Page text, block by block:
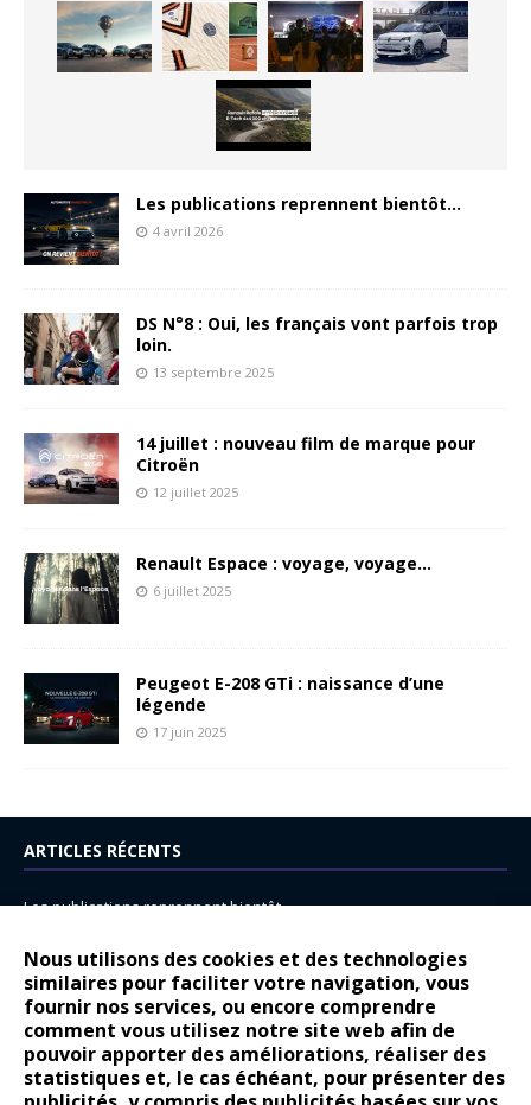
Nous utilisons des cookies et des technologies
similaires pour faciliter votre navigation, vous
fournir nos services, ou encore comprendre
comment vous utilisez notre site web afin de
pouvoir apporter des améliorations, réaliser des
statistiques et, le cas échéant, pour présenter des
Les publications reprennent bientôt…
4 avril 2026
DS N°8 : Oui, les français vont parfois trop
loin.
13 septembre 2025
14 juillet : nouveau film de marque pour
Citroën
12 juillet 2025
Renault Espace : voyage, voyage…
6 juillet 2025
Peugeot E-208 GTi : naissance d’une
légende
17 juin 2025
ARTICLES RÉCENTS
Les publications reprennent bientôt…
14 juillet : nouveau film de marque pour Citroën
Renault Espace : voyage, voyage…
Peugeot E-208 GTi : naissance d’une légende